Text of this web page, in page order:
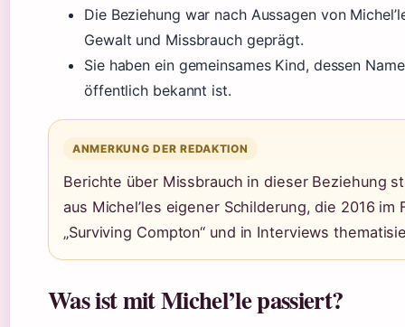
Die Beziehung war nach Aussagen von
Gewalt und Missbrauch geprägt.
Sie haben ein gemeinsames Kind, dessen
öffentlich bekannt ist.
ANMERKUNG DER REDAKTION
Berichte über Missbrauch in dieser Beziehung
aus Michel’les eigener Schilderung, die 2016 im
„Surviving Compton“ und in Interviews
Was ist mit Michel’le passiert?